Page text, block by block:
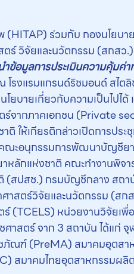
(HITAP) ร่วมกับ กองนโยบ
ร์ วิจัยและนวัตกรรม (สกสว
อมูลการประเมินความคุ้มค่
รงแรมแกรนด์ริชมอนด์ สไต
ยบายเกี่ยวกับความเป็นไปได้
จากภาคเอกชน (Private
ห้เกียรติกล่าวเปิดการประชุ
คณะอนุกรรมการพัฒนาบัญชี
ลักแห่งชาติ คณะทำงานพิจา
(สปสช.) กรมบัญชีกลาง สถ
าสตร์วิจัยและนวัตกรรม (ส
(TCELS) หน่วยงานวิจัยเ
สตร์ จาก 3 สถาบัน ได้แก่
ณฑ์ (PreMA) สมาคมอุตสาห
สมาคมไทยอุตสาหกรรมผ